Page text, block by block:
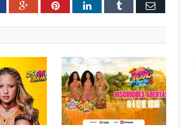
Google+PinterestLinkedInTumblr Email